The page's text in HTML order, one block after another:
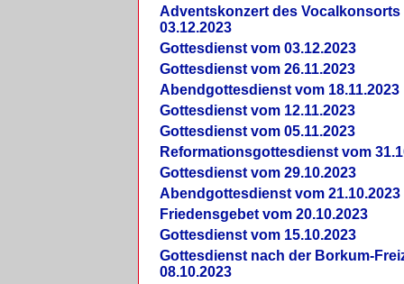
Adventskonzert des Vocalkonsorts
03.12.2023
Gottesdienst vom 03.12.2023
Gottesdienst vom 26.11.2023
Abendgottesdienst vom 18.11.2023
Gottesdienst vom 12.11.2023
Gottesdienst vom 05.11.2023
Reformationsgottesdienst vom
Gottesdienst vom 29.10.2023
Abendgottesdienst vom 21.10.2023
Friedensgebet vom 20.10.2023
Gottesdienst vom 15.10.2023
Gottesdienst nach der Borkum-
08.10.2023